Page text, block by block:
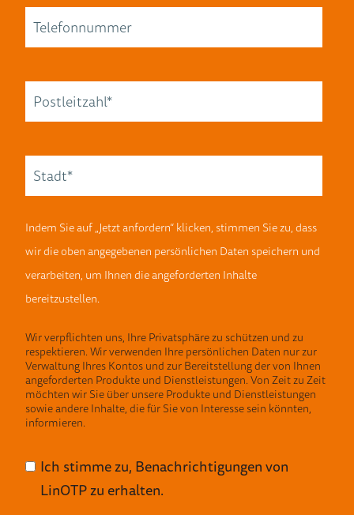
Indem Sie auf „Jetzt anfordern“ klicken, stimmen Sie zu, dass
wir die oben angegebenen persönlichen Daten speichern und
verarbeiten, um Ihnen die angeforderten Inhalte
bereitzustellen.
Wir verpflichten uns, Ihre Privatsphäre zu schützen und zu
respektieren. Wir verwenden Ihre persönlichen Daten nur zur
Verwaltung Ihres Kontos und zur Bereitstellung der von Ihnen
angeforderten Produkte und Dienstleistungen. Von Zeit zu Zeit
möchten wir Sie über unsere Produkte und Dienstleistungen
sowie andere Inhalte, die für Sie von Interesse sein könnten,
informieren.
Ich stimme zu, Benachrichtigungen von
LinOTP zu erhalten.